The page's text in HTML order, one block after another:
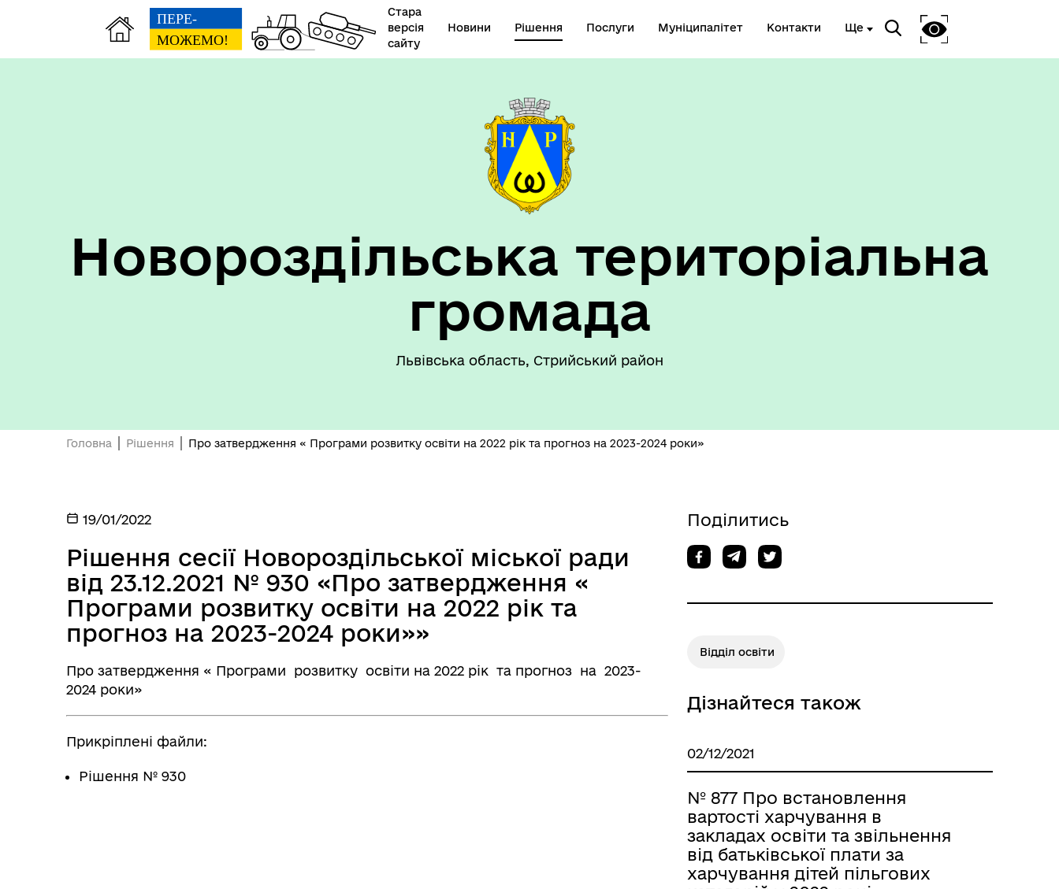
Стара
версія
сайту
Новини Рішення Послуги Муніципалітет Контакти Ще
Оплата праці
Контакти та розпорядок
СПАДЩИНИ
НОВОРОЗДІЛЬСЬКОЇ
ТЕРИТОРІАЛЬНОЇ ГРОМАДИ
Діяльність
"Воєнний ( Надзвичайний)
Новороздільська територіальна
громада
Львівська область, Стрийський район
Головна Рішення Про затвердження « Програми розвитку освіти на 2022 рік та прогноз на 2023-2024 роки»
19/01/2022
Рішення сесії Новороздільської міської ради
від 23.12.2021 № 930 «Про затвердження «
Програми розвитку освіти на 2022 рік та
прогноз на 2023-2024 роки»»
Про затвердження « Програми розвитку освіти на 2022 рік та прогноз на 2023-
2024 роки»
Прикріплені файли:
Рішення № 930
Поділитись
Відділ освіти
Дізнайтеся також
02/12/2021
№ 877 Про встановлення
вартості харчування в
закладах освіти та звільнення
від батьківської плати за
харчування дітей пільгових